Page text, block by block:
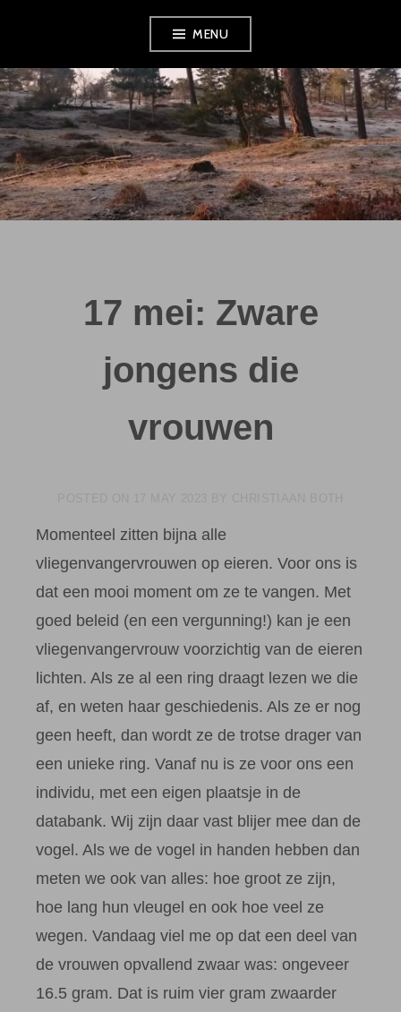
content
MENU
17 mei: Zware
jongens die
vrouwen
Momenteel zitten bijna alle
vliegenvangervrouwen op eieren. Voor ons is
dat een mooi moment om ze te vangen. Met
goed beleid (en een vergunning!) kan je een
vliegenvangervrouw voorzichtig van de eieren
lichten. Als ze al een ring draagt lezen we die
af, en weten haar geschiedenis. Als ze er nog
geen heeft, dan wordt ze de trotse drager van
een unieke ring. Vanaf nu is ze voor ons een
individu, met een eigen plaatsje in de
databank. Wij zijn daar vast blijer mee dan de
vogel. Als we de vogel in handen hebben dan
meten we ook van alles: hoe groot ze zijn,
hoe lang hun vleugel en ook hoe veel ze
wegen. Vandaag viel me op dat een deel van
de vrouwen opvallend zwaar was: ongeveer
16.5 gram. Dat is ruim vier gram zwaarder